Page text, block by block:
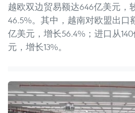
越欧双边贸易额达646亿美元，
46.5%。其中，越南对欧盟出口
亿美元，增长56.4%；进口从
元，增长13%。